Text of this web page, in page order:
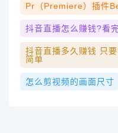
Pr（Premiere）插件
抖音直播怎么赚钱?看完
抖音直播多久赚钱 只
简单
怎么剪视频的画面尺寸